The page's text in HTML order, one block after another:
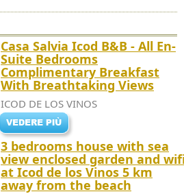
Casa Salvia Icod B&B - All En-
Suite Bedrooms
Complimentary Breakfast
With Breathtaking Views
ICOD DE LOS VINOS
3 bedrooms house with sea
view enclosed garden and
at Icod de los Vinos 5 km
away from the beach